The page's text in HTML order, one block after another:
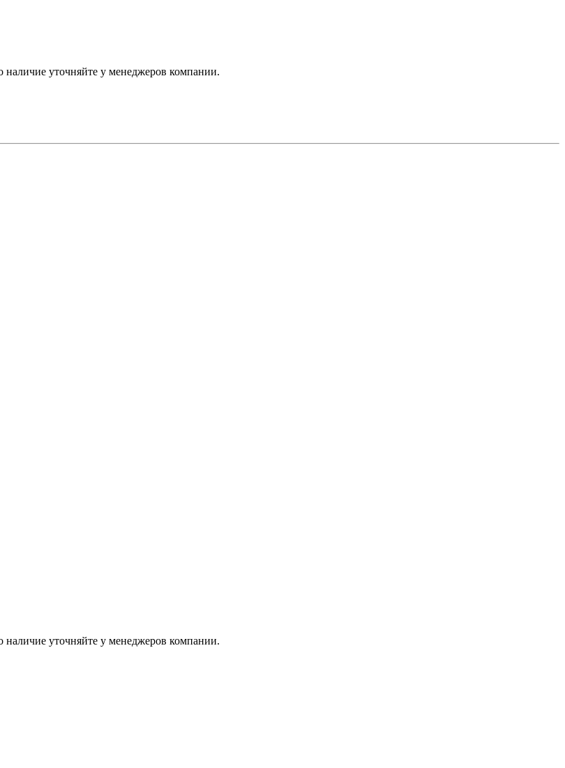
наличие уточняйте у менеджеров компании.
наличие уточняйте у менеджеров компании.